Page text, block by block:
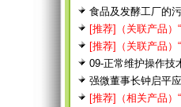
食品及发酵工厂的
[推荐]（关联产品）
[推荐]（关联产品）
09-正常维护操作技
强微董事长钟启平
[推荐]（相关产品）